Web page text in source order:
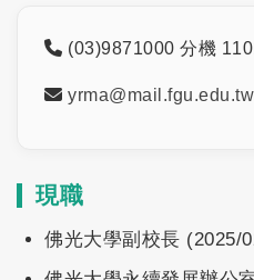
(03)9871000 分機
yrma@mail.fgu.edu.tw
現職
佛光大學副校長 (2025/